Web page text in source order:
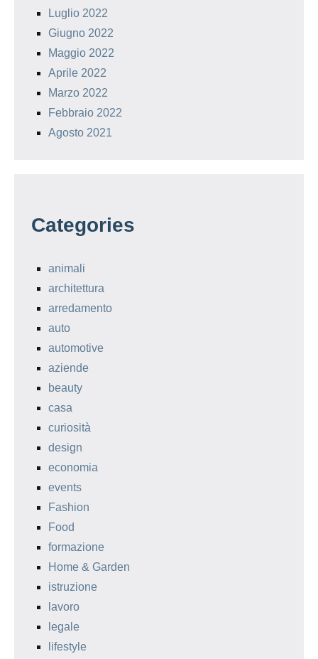
Luglio 2022
Giugno 2022
Maggio 2022
Aprile 2022
Marzo 2022
Febbraio 2022
Agosto 2021
Categories
animali
architettura
arredamento
auto
automotive
aziende
beauty
casa
curiosità
design
economia
events
Fashion
Food
formazione
Home & Garden
istruzione
lavoro
legale
lifestyle